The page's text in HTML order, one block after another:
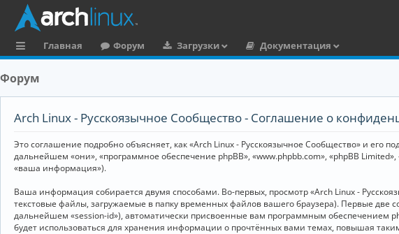
ы
и
Главная Форум Загрузки
Документация
Форум
Arch Linux - Русскоязычное Сообщество - Соглашение о
Это соглашение подробно объясняет, как «Arch Linux - Русскоязычное Сообщество» и его
дальнейшем «они», «программное обеспечение phpBB», «www.phpbb.com», «phpBB
«ваша информация»).
Ваша информация собирается двумя способами. Во-первых, просмотр «Arch Linux -
текстовые файлы, загружаемые в папку временных файлов вашего браузера). Первые
дальнейшем «session-id»), автоматически присвоенные вам программным обеспечением
будет использоваться для хранения информации о прочтённых вами темах, повышая